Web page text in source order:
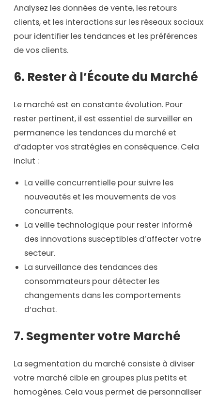
Analysez les données de vente, les retours
clients, et les interactions sur les réseaux sociaux
pour identifier les tendances et les préférences
de vos clients.
6. Rester à l’Écoute du Marché
Le marché est en constante évolution. Pour
rester pertinent, il est essentiel de surveiller en
permanence les tendances du marché et
d’adapter vos stratégies en conséquence. Cela
inclut :
La veille concurrentielle pour suivre les
nouveautés et les mouvements de vos
concurrents.
La veille technologique pour rester informé
des innovations susceptibles d’affecter votre
secteur.
La surveillance des tendances des
consommateurs pour détecter les
changements dans les comportements
d’achat.
7. Segmenter votre Marché
La segmentation du marché consiste à diviser
votre marché cible en groupes plus petits et
homogènes. Cela vous permet de personnaliser